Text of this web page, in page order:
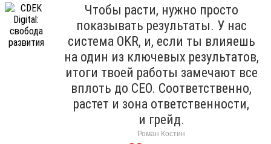
Чтобы расти, нужно просто
показывать результаты. У нас
система OKR, и, если ты влияешь
на один из ключевых результатов,
итоги твоей работы замечают все
вплоть до CEO. Соответственно,
растет и зона ответственности,
и грейд.
Роман Костин